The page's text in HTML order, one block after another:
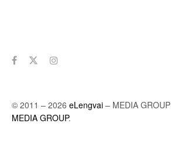
© 2011 – 2026 eLengvai – MEDIA GROUP
MEDIA GROUP.